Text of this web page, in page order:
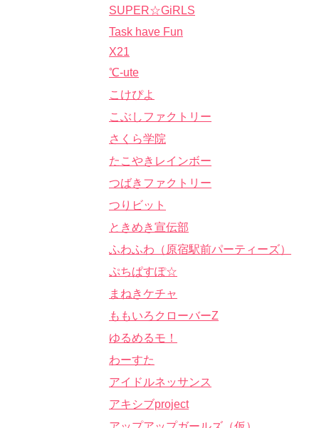
SUPER☆GiRLS
Task have Fun
X21
℃-ute
こけぴよ
こぶしファクトリー
さくら学院
たこやきレインボー
つばきファクトリー
つりビット
ときめき宣伝部
ふわふわ（原宿駅前パーティーズ）
ぷちぱすぽ☆
まねきケチャ
ももいろクローバーZ
ゆるめるモ！
わーすた
アイドルネッサンス
アキシブproject